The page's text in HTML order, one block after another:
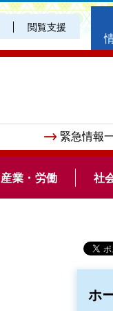
閲覧支援
緊急情報
産業・労働 社
ホ